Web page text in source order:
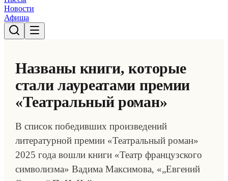
Новости
Афиша
Названы книги, которые
стали лауреатами премии
«Театральный роман»
В список победивших произведений
литературной премии «Театральный роман»
2025 года вошли книги «Театр французского
символизма» Вадима Максимова, «„Евгений